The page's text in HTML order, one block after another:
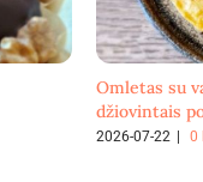
Omletas su
džiovintais
2026-07-22 0